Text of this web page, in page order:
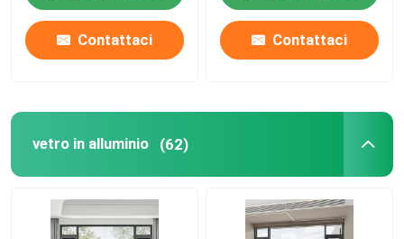
Contattaci Contattaci
vetro in alluminio (62)